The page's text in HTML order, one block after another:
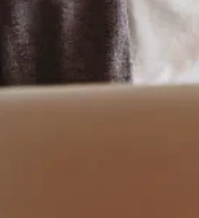
SHOW
de forma gratuita hasta 14
cliente tendrá que pagar el
durante los 14 días antes
no se presenta, tendrá que